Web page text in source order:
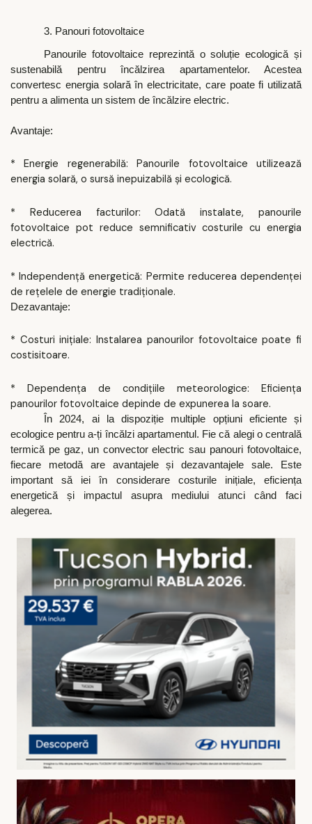
3. Panouri fotovoltaice
Panourile fotovoltaice reprezintă o soluție ecologică și
sustenabilă pentru încălzirea apartamentelor. Acestea
convertesc energia solară în electricitate, care poate fi utilizată
pentru a alimenta un sistem de încălzire electric.
Avantaje:
* Energie regenerabilă: Panourile fotovoltaice utilizează
energia solară, o sursă inepuizabilă și ecologică.
* Reducerea facturilor: Odată instalate, panourile
fotovoltaice pot reduce semnificativ costurile cu energia
electrică.
* Independență energetică: Permite reducerea dependenței
de rețelele de energie tradiționale.
Dezavantaje:
* Costuri inițiale: Instalarea panourilor fotovoltaice poate fi
costisitoare.
* Dependența de condițiile meteorologice: Eficiența
panourilor fotovoltaice depinde de expunerea la soare.
În 2024, ai la dispoziție multiple opțiuni eficiente și
ecologice pentru a-ți încălzi apartamentul. Fie că alegi o centrală
termică pe gaz, un convector electric sau panouri fotovoltaice,
fiecare metodă are avantajele și dezavantajele sale. Este
important să iei în considerare costurile inițiale, eficiența
energetică și impactul asupra mediului atunci când faci
alegerea.